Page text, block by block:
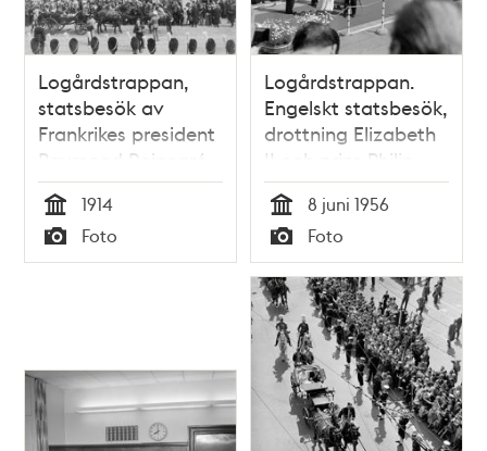
Logårdstrappan,
statsbesök av
Frankrikes president
Raymond Poincaré
Tid
1914
Typ
Foto
Logårdstrappan.
Engelskt statsbesök,
drottning Elizabeth
II och prins Philip
anländer i
kungaslupen
"Vasaorden". Vy
mot Skeppsholmen
Tid
8 juni 1956
Typ
Foto